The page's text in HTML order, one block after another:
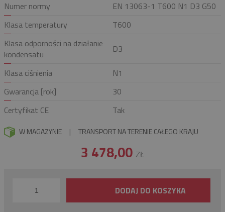
Numer normy
EN 13063-1 T600 N1 D3 G50
Klasa temperatury
T600
Klasa odporności na działanie
kondensatu
D3
Klasa ciśnienia
N1
Gwarancja [rok]
30
Certyfikat CE
Tak
W MAGAZYNIE | TRANSPORT NA TERENIE CAŁEGO KRAJU
3 478,00 ZŁ
DODAJ DO KOSZYKA